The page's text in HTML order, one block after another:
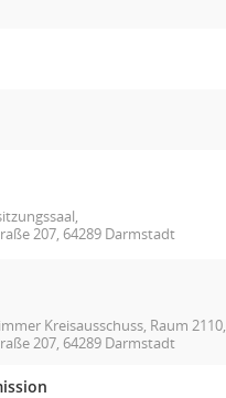
207, 64289 Darmstadt
Kreisausschuss, Raum 2110,
207, 64289 Darmstadt